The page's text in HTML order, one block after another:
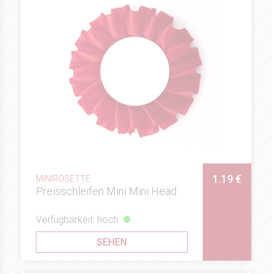
MINIROSETTE
Preisschleifen Mini Mini Head
1.19 €
Verfügbarkeit: hoch
SEHEN